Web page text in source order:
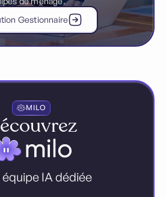
Gestionnaire
MILO
IA dédiée